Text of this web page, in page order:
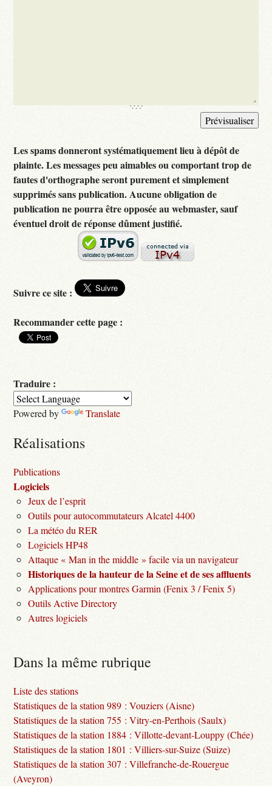
Les spams donneront systématiquement lieu à dépôt de
plainte. Les messages peu aimables ou comportant trop de
fautes d'orthographe seront purement et simplement
supprimés sans publication. Aucune obligation de
publication ne pourra être opposée au webmaster, sauf
éventuel droit de réponse dûment justifié.
Suivre ce site :
Recommander cette page :
Traduire :
Powered by Translate
Réalisations
Publications
Logiciels
Jeux de l’esprit
Outils pour autocommutateurs Alcatel 4400
La météo du RER
Logiciels HP48
Attaque « Man in the middle » facile via un navigateur
Historiques de la hauteur de la Seine et de ses affluents
Applications pour montres Garmin (Fenix 3 / Fenix 5)
Outils Active Directory
Autres logiciels
Dans la même rubrique
Liste des stations
Statistiques de la station 989 : Vouziers (Aisne)
Statistiques de la station 755 : Vitry-en-Perthois (Saulx)
Statistiques de la station 1884 : Villotte-devant-Louppy (Chée)
Statistiques de la station 1801 : Villiers-sur-Suize (Suize)
Statistiques de la station 307 : Villefranche-de-Rouergue
(Aveyron)